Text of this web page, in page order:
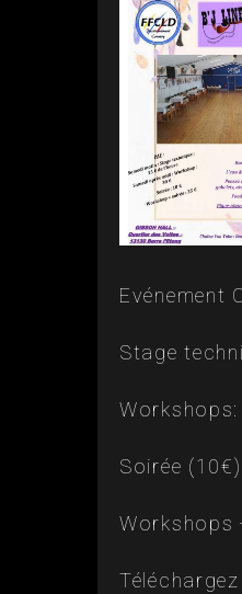
Evénement
Stage
Soirée
Workshops